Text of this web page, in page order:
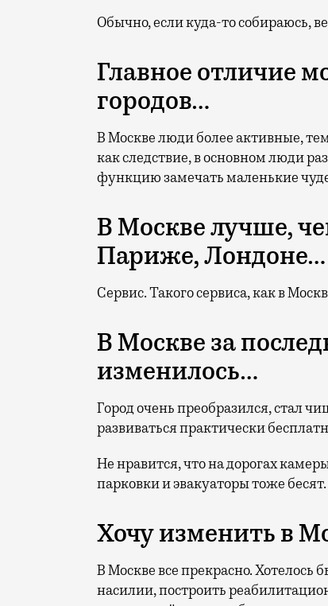
Обычно, если куда-то собираюсь,
Главное отличие
городов…
В Москве люди более активные,
как следствие, в основном люди
функцию замечать маленькие
В Москве лучше,
Париже, Лондоне…
Сервис. Такого сервиса, как в
В Москве за
изменилось…
Город очень преобразился, стал
развиваться практически
Не нравится, что на дорогах
парковки и эвакуаторы тоже бесят.
Хочу изменить в
В Москве все прекрасно.
насилии, построить